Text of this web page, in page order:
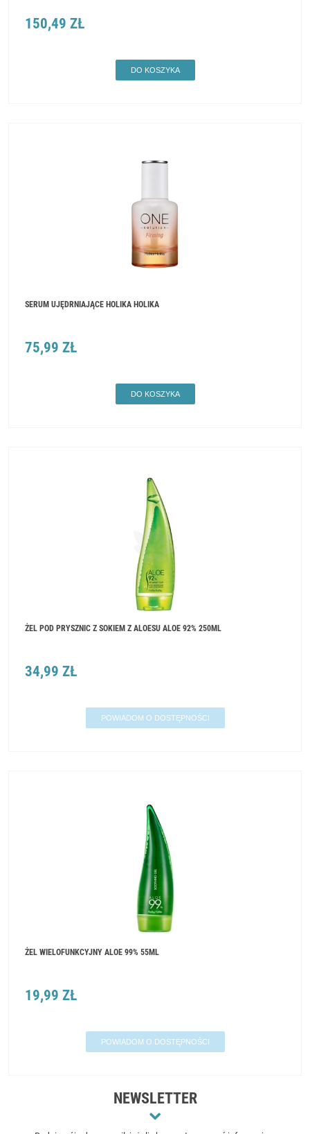
150,49 ZŁ
DO KOSZYKA
SERUM UJĘDRNIAJĄCE HOLIKA HOLIKA
75,99 ZŁ
DO KOSZYKA
ŻEL POD PRYSZNIC Z SOKIEM Z ALOESU ALOE 92% 250ML
34,99 ZŁ
POWIADOM O DOSTĘPNOŚCI
ŻEL WIELOFUNKCYJNY ALOE 99% 55ML
19,99 ZŁ
POWIADOM O DOSTĘPNOŚCI
NEWSLETTER